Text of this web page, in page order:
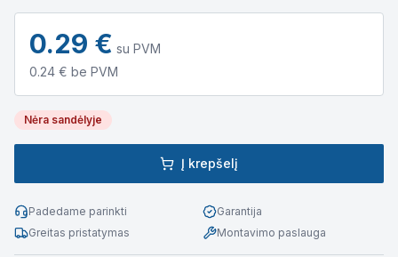
0.29 € su PVM
0.24 € be PVM
Nėra sandėlyje
Į krepšelį
Padedame parinkti
Garantija
Greitas pristatymas
Montavimo paslauga